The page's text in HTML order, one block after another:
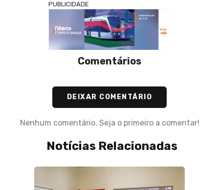
PUBLICIDADE
Comentários
DEIXAR COMENTÁRIO
Nenhum comentário. Seja o primeiro a comentar!
Notícias Relacionadas